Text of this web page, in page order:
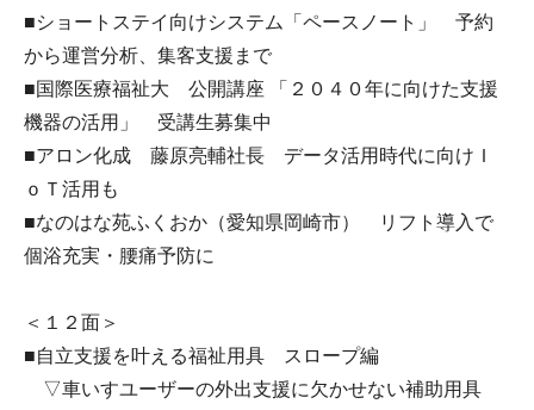
■ショートステイ向けシステム「ペースノート」 予約
から運営分析、集客支援まで
■国際医療福祉大 公開講座 「２０４０年に向けた支援
機器の活用」 受講生募集中
■アロン化成 藤原亮輔社長 データ活用時代に向けＩ
ｏＴ活用も
■なのはな苑ふくおか（愛知県岡崎市） リフト導入で
個浴充実・腰痛予防に
＜１２面＞
■自立支援を叶える福祉用具 スロープ編
▽車いすユーザーの外出支援に欠かせない補助用具